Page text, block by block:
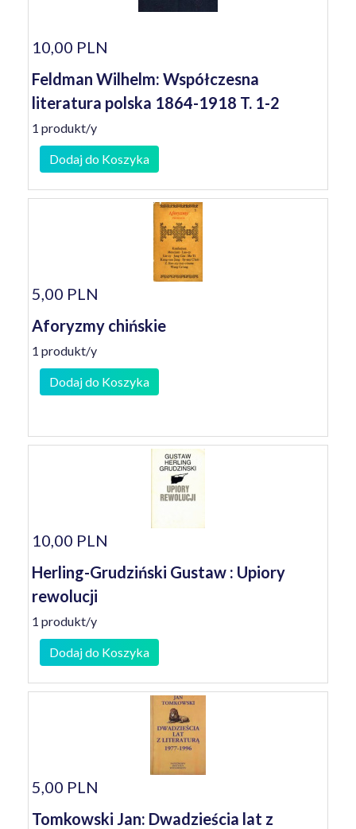
10,00 PLN
Feldman Wilhelm: Współczesna
literatura polska 1864-1918 T. 1-2
1 produkt/y
Dodaj do Koszyka
5,00 PLN
Aforyzmy chińskie
1 produkt/y
Dodaj do Koszyka
10,00 PLN
Herling-Grudziński Gustaw : Upiory
rewolucji
1 produkt/y
Dodaj do Koszyka
5,00 PLN
Tomkowski Jan: Dwadzieścia lat z